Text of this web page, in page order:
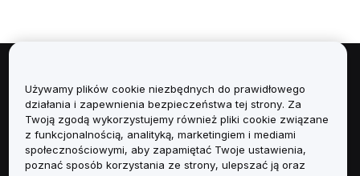
Informacje
Usługi
Obsługa Klienta
Używamy plików cookie niezbędnych do prawidłowego
działania i zapewnienia bezpieczeństwa tej strony. Za
Twoją zgodą wykorzystujemy również pliki cookie związane
z funkcjonalnością, analityką, marketingiem i mediami
społecznościowymi, aby zapamiętać Twoje ustawienia,
poznać sposób korzystania ze strony, ulepszać ją oraz